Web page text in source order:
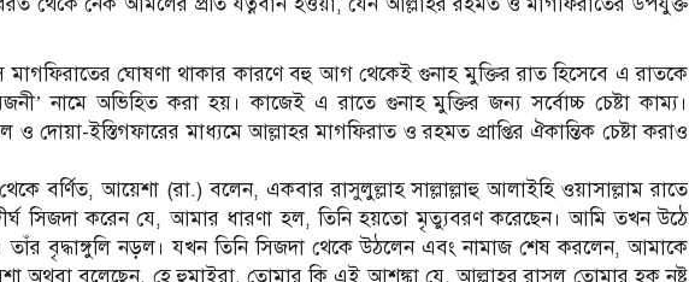
মাগফিরাতের ঘোষণা থাকার কারণে বহু আগ থেকেই গুনাহ মুক্তির রাত হিসেবে এ রাতকে
নামে অভিহিত করা হয়। কাজেই এ রাতে গুনাহ মুক্তির জন্য সর্বোচ্চ চেষ্টা কাম্য।
দোয়া-ইস্তিগফারের মাধ্যমে আল্লাহর মাগফিরাত ও রহমত প্রাপ্তির ঐকান্তিক চেষ্টা করাও
বর্ণিত, আয়েশা (রা.) বলেন, একবার রাসুলুল্লাহ সাল্লাল্লাহু আলাইহি ওয়াসাল্লাম রাতে
সিজদা করেন যে, আমার ধারণা হল, তিনি হয়তো মৃত্যুবরণ করেছেন। আমি তখন উঠে
তাঁর বৃদ্ধাঙ্গুলি নড়ল। যখন তিনি সিজদা থেকে উঠলেন এবং নামাজ শেষ করলেন, আমাকে
অথবা বলেছেন, হে হুমাইরা, তোমার কি এই আশঙ্কা যে, আল্লাহর রাসুল তোমার হক নষ্ট